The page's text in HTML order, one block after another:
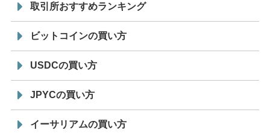
取引所おすすめランキング
ビットコインの買い方
USDCの買い方
JPYCの買い方
イーサリアムの買い方